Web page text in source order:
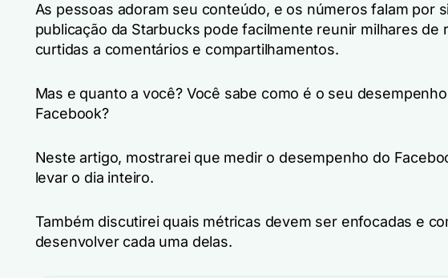
As pessoas adoram seu conteúdo, e os números falam por
publicação da Starbucks pode facilmente reunir milhares de
curtidas a comentários e compartilhamentos.
Mas e quanto a você? Você sabe como é o seu
Facebook?
Neste artigo, mostrarei que medir o desempenho do
levar o dia inteiro.
Também discutirei quais métricas devem ser enfocadas e
desenvolver cada uma delas.